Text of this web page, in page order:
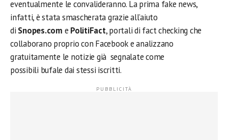
eventualmente le convalideranno. La prima fake news,
infatti, è stata smascherata grazie all’aiuto
di Snopes.com e PolitiFact, portali di fact checking che
collaborano proprio con Facebook e analizzano
gratuitamente le notizie già segnalate come
possibili bufale dai stessi iscritti.